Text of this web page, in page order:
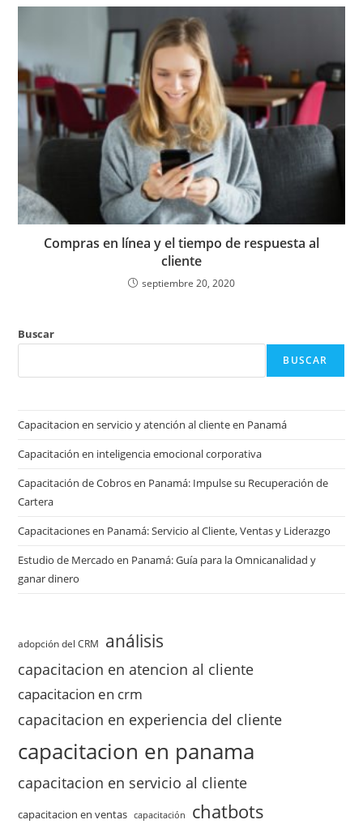
Compras en línea y el tiempo de respuesta al
cliente
septiembre 20, 2020
Buscar
BUSCAR
Capacitacion en servicio y atención al cliente en Panamá
Capacitación en inteligencia emocional corporativa
Capacitación de Cobros en Panamá: Impulse su Recuperación de
Cartera
Capacitaciones en Panamá: Servicio al Cliente, Ventas y Liderazgo
Estudio de Mercado en Panamá: Guía para la Omnicanalidad y
ganar dinero
adopción del CRM análisis
capacitacion en atencion al cliente
capacitacion en crm
capacitacion en experiencia del cliente
capacitacion en panama
capacitacion en servicio al cliente
capacitacion en ventas capacitación chatbots